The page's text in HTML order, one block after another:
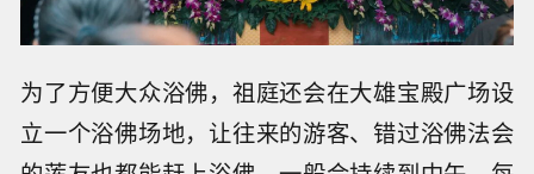
为了方便大众浴佛，祖庭还会在大雄宝殿广场设
立一个浴佛场地，让往来的游客、错过浴佛法会